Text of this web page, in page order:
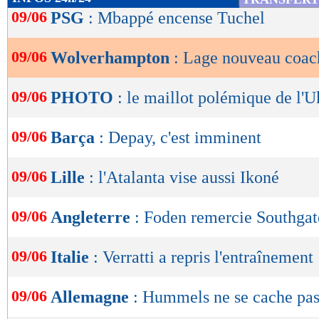
de
OK
09/06 PSG : Mbappé encense Tuchel
09/06 Wolverhampton : Lage nouveau
09/06 PHOTO : le maillot polémique de
09/06 Barça : Depay, c'est imminent
09/06 Lille : l'Atalanta vise aussi Ikoné
09/06 Angleterre : Foden remercie
09/06 Italie : Verratti a repris l'entraînement
09/06 Allemagne : Hummels ne se cache pas